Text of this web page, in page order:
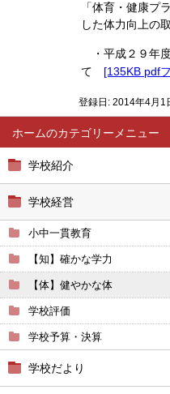
ホーム
学校紹介
学校経営
小中一貫教育
【知】確かな学力
【体】健やかな体
学校評価
学校予算・決算
学校だより
「体育・健康プ
した体力向上の
・平成２９年
て [135KB pdf
登録日: 2014年4月1